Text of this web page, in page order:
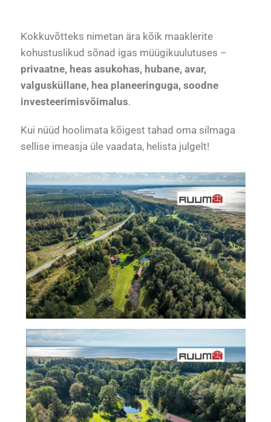
Kokkuvõtteks nimetan ära kõik maaklerite
kohustuslikud sõnad igas müügikuulutuses –
privaatne, heas asukohas, hubane, avar,
valgusküllane, hea planeeringuga, soodne
investeerimisvõimalus.
Kui nüüd hoolimata kõigest tahad oma silmaga
sellise imeasja üle vaadata, helista julgelt!